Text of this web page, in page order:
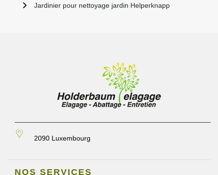
Jardinier pour nettoyage jardin Helperknapp
2090 Luxembourg
NOS SERVICES